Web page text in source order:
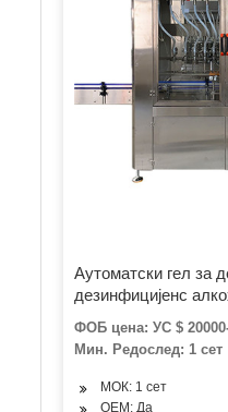
Аутоматски гел за
дезинфицијенс
руку за пластичне
пуњење паковање
етикетирање
ФОБ цена: УС $
Мин. Редослед: 1 сет
МОК: 1 сет
ОЕМ: Да